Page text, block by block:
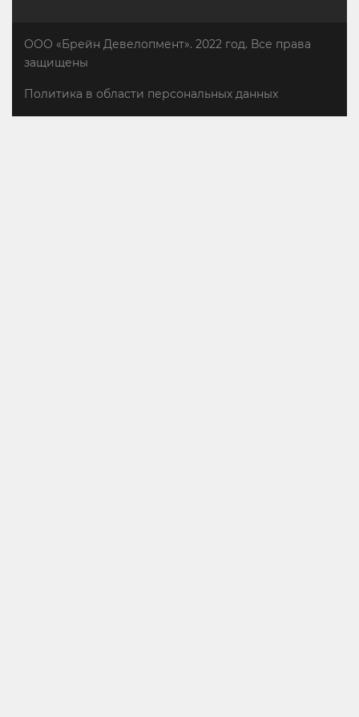
ООО «Брейн Девелопмент». 2022 год. Все права
защищены
Политика в области персональных данных